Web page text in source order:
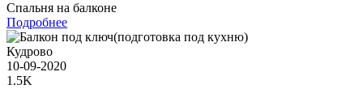
Спальня на балконе
Подробнее
Кудрово
10-09-2020
1.5K